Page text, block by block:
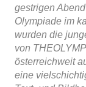
gestrigen
Olympiade im
wurden die
von
österreichweit
eine